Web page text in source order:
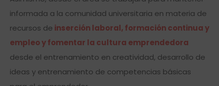
informada a la comunidad universitaria en materia de
recursos de inserción laboral, formación continua y
empleo y fomentar la cultura emprendedora
desde el entrenamiento en creatividad, desarrollo de
ideas y entrenamiento de competencias básicas